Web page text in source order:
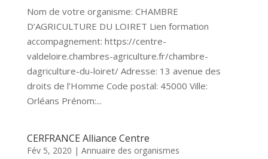
Nom de votre organisme: CHAMBRE
D’AGRICULTURE DU LOIRET Lien formation
accompagnement: https://centre-
valdeloire.chambres-agriculture.fr/chambre-
dagriculture-du-loiret/ Adresse: 13 avenue des
droits de l’Homme Code postal: 45000 Ville:
Orléans Prénom:...
CERFRANCE Alliance Centre
Fév 5, 2020 | Annuaire des organismes